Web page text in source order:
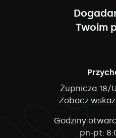
Twoim
Żupnicza 18/
Zobacz
Godziny
pn-pt: